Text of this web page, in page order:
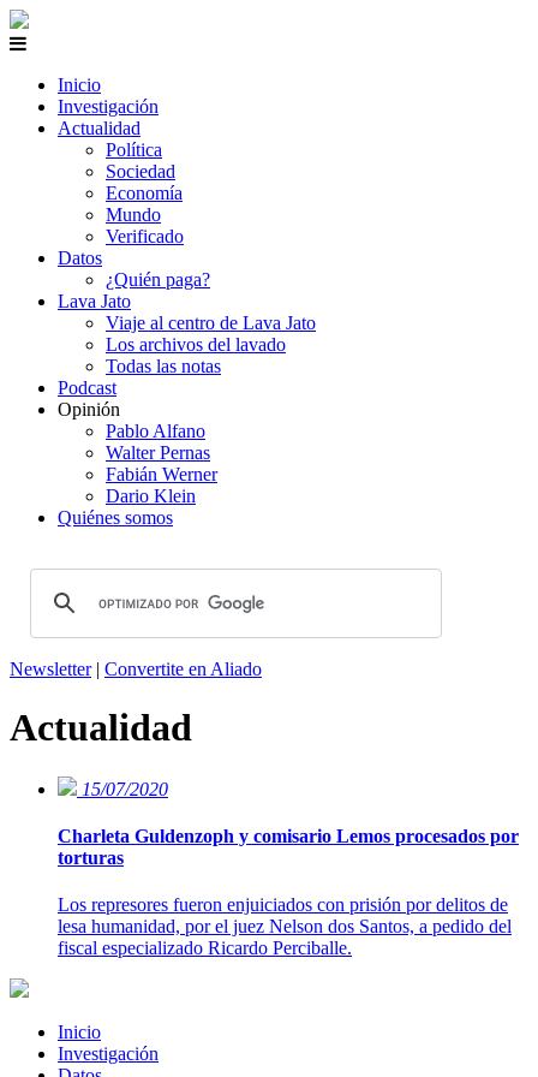
Inicio
Investigación
Actualidad
Política
Sociedad
Economía
Mundo
Verificado
Datos
¿Quién paga?
Lava Jato
Viaje al centro de Lava Jato
Los archivos del lavado
Todas las notas
Podcast
Opinión
Pablo Alfano
Walter Pernas
Fabián Werner
Dario Klein
Quiénes somos
Newsletter| Convertite en Aliado
Actualidad
15/07/2020
Charleta Guldenzoph y comisario Lemos procesados por
torturas
Los represores fueron enjuiciados con prisión por delitos de
lesa humanidad, por el juez Nelson dos Santos, a pedido del
fiscal especializado Ricardo Perciballe.
Inicio
Investigación